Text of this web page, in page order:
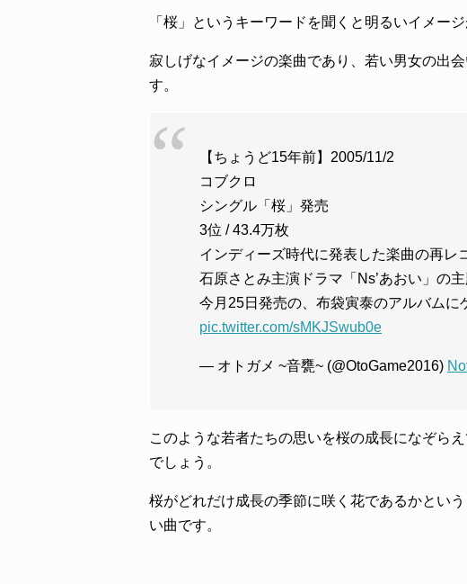
「桜」というキーワードを聞くと明るいイメー
寂しげなイメージの楽曲であり、若い男女の出
す。
【ちょうど15年前】2005/11/2
コブクロ
シングル「桜」発売
3位 / 43.4万枚
インディーズ時代に発表した楽曲の再レ
石原さとみ主演ドラマ「Ns’あおい」の主
今月25日発売の、布袋寅泰のアルバムに
pic.twitter.com/sMKJSwub0e
— オトガメ ~音甕~ (@OtoGame2016)
このような若者たちの思いを桜の成長になぞら
でしょう。
桜がどれだけ成長の季節に咲く花であるかとい
い曲です。